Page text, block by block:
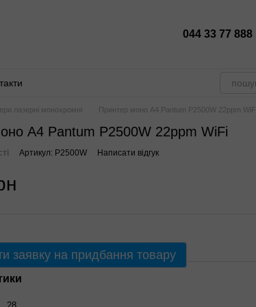
044 33 77 888
лазерні монохромні Принтер моно A4 Pantum P2500W 22ppm WiFi
A4 Pantum P2500W 22ppm WiFi
Артикул: P2500W Написати відгук
заявку на придбання товару